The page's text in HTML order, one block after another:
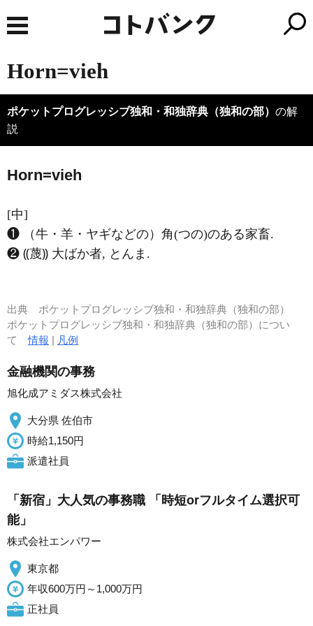
Horn=vieh
ポケットプログレッシブ独和・和独辞典（独和の部） の解
説
Horn=vieh
[中]
❶ （牛・羊・ヤギなどの）角(つの)のある家畜.
❷ ⸨蔑⸩ 大ばか者, とんま.
出典 ポケットプログレッシブ独和・和独辞典（独和の部）
ポケットプログレッシブ独和・和独辞典（独和の部）につい
て情報 | 凡例
金融機関の事務
旭化成アミダス株式会社
大分県 佐伯市
時給1,150円
派遣社員
「新宿」大人気の事務職 「時短orフルタイム選択可
能」
株式会社エンパワー
東京都
年収600万円～1,000万円
正社員